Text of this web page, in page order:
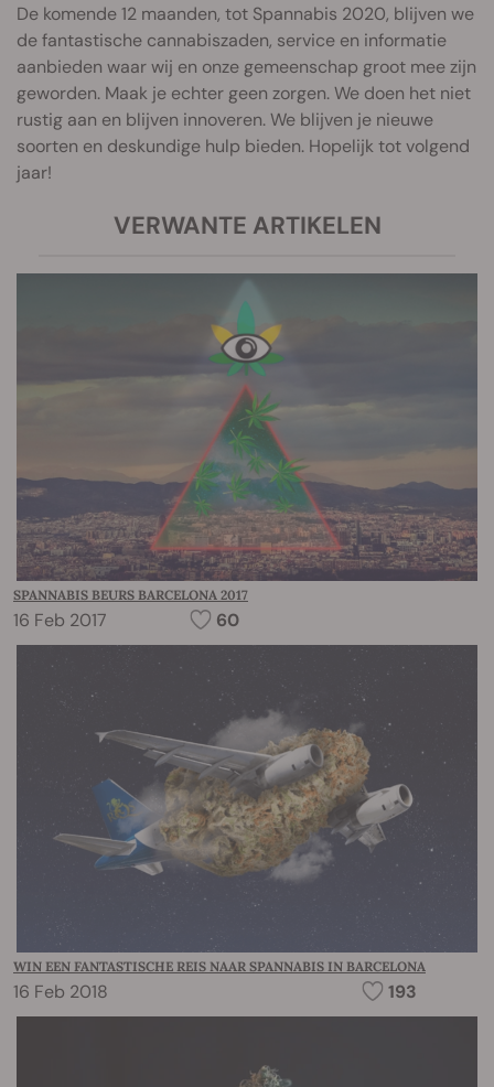
De komende 12 maanden, tot Spannabis 2020, blijven we
de fantastische cannabiszaden, service en informatie
aanbieden waar wij en onze gemeenschap groot mee zijn
geworden. Maak je echter geen zorgen. We doen het niet
rustig aan en blijven innoveren. We blijven je nieuwe
soorten en deskundige hulp bieden. Hopelijk tot volgend
jaar!
VERWANTE ARTIKELEN
SPANNABIS BEURS BARCELONA 2017
16 Feb 2017 60
WIN EEN FANTASTISCHE REIS NAAR SPANNABIS IN BARCELONA
16 Feb 2018 193